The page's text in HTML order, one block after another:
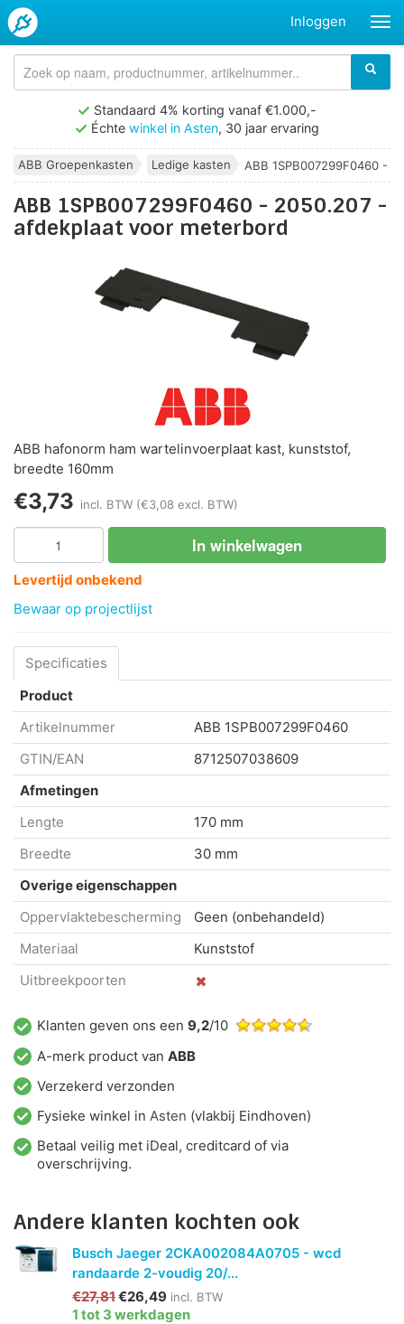
Inloggen
Standaard 4% korting vanaf €1.000,-
Échte winkel in Asten, 30 jaar ervaring
ABB Groepenkasten Ledige kasten ABB 1SPB007299F0460 -
ABB 1SPB007299F0460 - 2050.207 -
afdekplaat voor meterbord
ABB hafonorm ham wartelinvoerplaat kast, kunststof,
breedte 160mm
€3,73 incl. BTW (€3,08 excl. BTW)
In winkelwagen
Levertijd onbekend
Bewaar op projectlijst
Specificaties
Product
Artikelnummer
ABB 1SPB007299F0460
GTIN/EAN
8712507038609
Afmetingen
Lengte
170 mm
Breedte
30 mm
Overige eigenschappen
Oppervlaktebescherming
Geen (onbehandeld)
Materiaal
Kunststof
Uitbreekpoorten
Klanten geven ons een 9,2/10
A-merk product van ABB
Verzekerd verzonden
Fysieke winkel in Asten (vlakbij Eindhoven)
Betaal veilig met iDeal, creditcard of via
overschrijving.
Andere klanten kochten ook
Busch Jaeger 2CKA002084A0705 - wcd
randaarde 2-voudig 20/...
€27,81€26,49 incl. BTW
1 tot 3 werkdagen